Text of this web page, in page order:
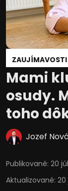
ZAUJÍMAVOSTI
Mami
osudy.
toho
Jozef
Publikované: 20
Aktualizované: 20